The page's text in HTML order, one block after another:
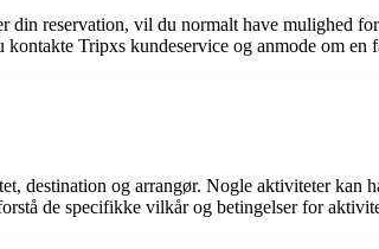
reservation, vil du normalt have mulighed
Tripxs kundeservice og anmode om en
og arrangør. Nogle aktiviteter kan
de specifikke vilkår og betingelser for